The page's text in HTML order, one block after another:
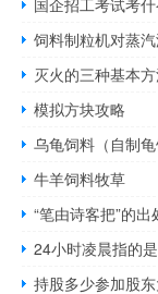
饲料制粒机对蒸
灭火的三种基本
模拟方块攻略
乌龟饲料（自制龟
牛羊饲料牧草
“笔由诗客把”的出
24小时凌晨指的
持股多少参加股